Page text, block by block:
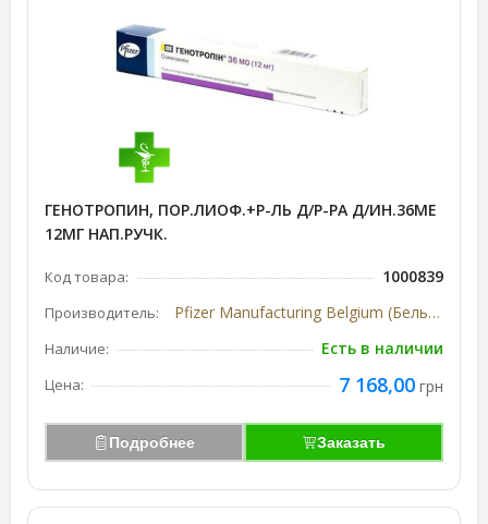
ГЕНОТРОПИН, ПОР.ЛИОФ.+Р-ЛЬ Д/Р-РА Д/ИН.36МЕ
12МГ НАП.РУЧК.
Код товара: 1000839
Производитель: Pfizer Manufacturing Belgium (Бельгия)
Наличие: Есть в наличии
Цена: 7 168,00 грн
Подробнее Заказать